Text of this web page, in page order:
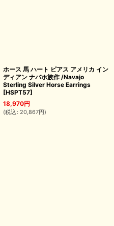
ホース 馬 ハート ピアス アメリカ イン
ディアン ナバホ族作 /Navajo
Sterling Silver Horse Earrings
[HSPT57]
18,970円
(税込 : 20,867円)